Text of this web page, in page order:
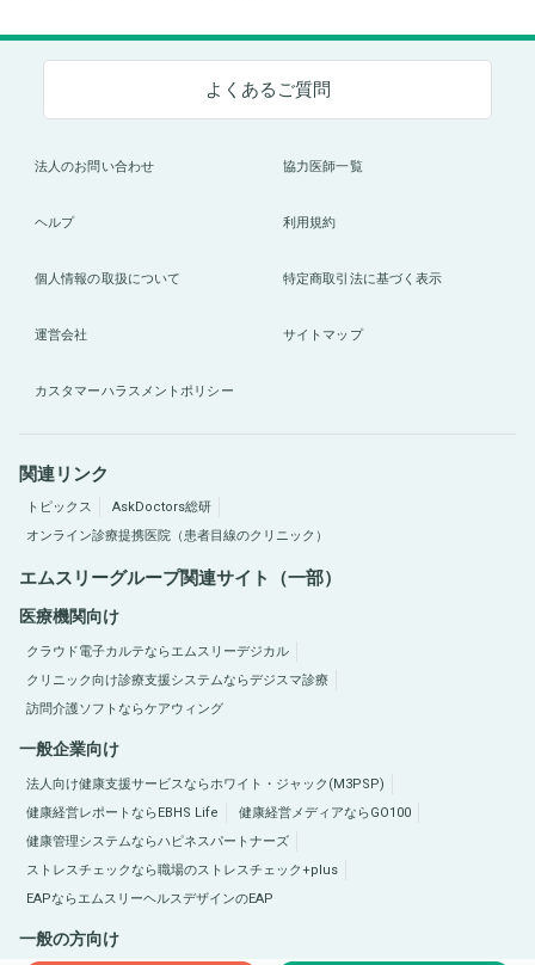
よくあるご質問
法人のお問い合わせ 協力医師一覧
ヘルプ 利用規約
個人情報の取扱について 特定商取引法に基づく表示
運営会社 サイトマップ
カスタマーハラスメントポリシー
関連リンク
トピックス
AskDoctors総研
オンライン診療提携医院（患者目線のクリニック）
エムスリーグループ関連サイト（一部）
医療機関向け
クラウド電子カルテならエムスリーデジカル
クリニック向け診療支援システムならデジスマ診療
訪問介護ソフトならケアウィング
一般企業向け
法人向け健康支援サービスならホワイト・ジャック(M3PSP)
健康経営レポートならEBHS Life
健康経営メディアならGO100
健康管理システムならハピネスパートナーズ
ストレスチェックなら職場のストレスチェック+plus
EAPならエムスリーヘルスデザインのEAP
一般の方向け